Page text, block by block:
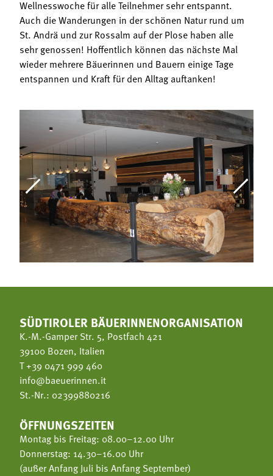
Wellnesswoche für alle Teilnehmer sehr entspannt.
Auch die Wanderungen in der schönen Natur rund um
St. Andrä und zur Rossalm auf der Plose haben alle
sehr genossen! Hoffentlich können das nächste Mal
wieder mehrere Bäuerinnen und Bauern einige Tage
entspannen und Kraft für den Alltag auftanken!
SÜDTIROLER BÄUERINNENORGANISATION
K.-M.-Gamper Str. 5, Postfach 421
39100 Bozen, Italien
T+39 0471 999 460
info@baeuerinnen.it
St.-Nr.: 02399880216
ÖFFNUNGSZEITEN
Montag bis Freitag: 08.00–12.00 Uhr
Donnerstag: 14.30–16.00 Uhr
(außer Anfang Juli bis Anfang September)